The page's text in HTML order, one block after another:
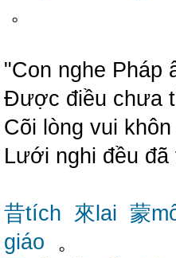
。
"Con nghe Pháp
Được điều chưa
Cõi lòng vui
Lưới nghi đều đã
昔tích 來lai 蒙
giáo 。